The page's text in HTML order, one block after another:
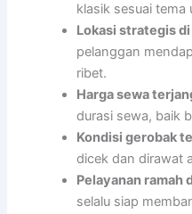
klasik sesuai tema
Lokasi strategis
pelanggan
ribet.
Harga sewa
durasi sewa, baik
Kondisi gerobak
dicek dan dirawat
Pelayanan ramah
selalu siap